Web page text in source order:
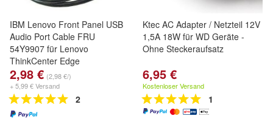
IBM Lenovo Front Panel USB
Audio Port Cable FRU
54Y9907 für Lenovo
ThinkCenter Edge
2,98 € (2,98 €/)
+ 5,99 € Versand
2
Ktec AC Adapter / Netzteil 12V
1,5A 18W für WD Geräte -
Ohne Steckeraufsatz
6,95 €
Kostenloser Versand
1